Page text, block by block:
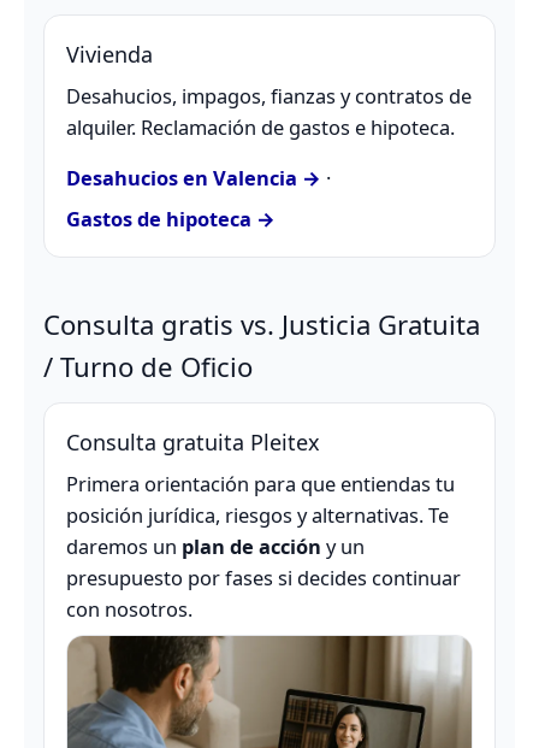
Vivienda
Desahucios, impagos, fianzas y contratos de
alquiler. Reclamación de gastos e hipoteca.
Desahucios en Valencia → ·
Gastos de hipoteca →
Consulta gratis vs. Justicia Gratuita
/ Turno de Oficio
Consulta gratuita Pleitex
Primera orientación para que entiendas tu
posición jurídica, riesgos y alternativas. Te
daremos un plan de acción y un
presupuesto por fases si decides continuar
con nosotros.